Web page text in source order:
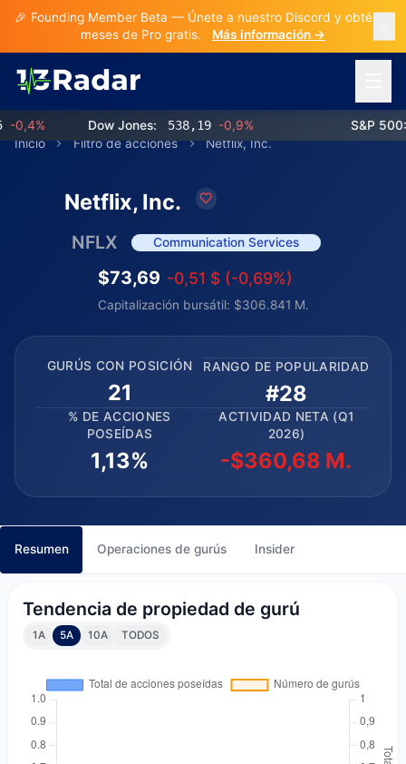
🎉 Founding Member Beta — Únete a nuestro Discord y obtén 3
meses de Pro gratis.
Más información →
Dow Jones: 538,19 -0,9% S&P 500:
Inicio
Filtro de acciones Netflix, Inc.
Netflix, Inc.
NFLX Communication Services
$73,69 -0,51 $ (-0,69%)
Capitalización bursátil: $306.841 M.
GURÚS CON POSICIÓN
21
RANGO DE POPULARIDAD
#28
% DE ACCIONES
POSEÍDAS
1,13%
ACTIVIDAD NETA (Q1
2026)
-$360,68 M.
Resumen Operaciones de gurús Insider
Tendencia de propiedad de gurú
1A 5A 10A TODOS